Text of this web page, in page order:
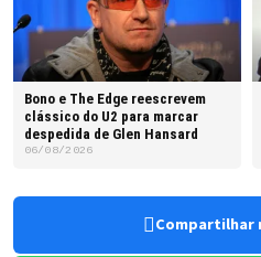
Bono e The Edge reescrevem
clássico do U2 para marcar
despedida de Glen Hansard
06/08/2026
Compartilhar